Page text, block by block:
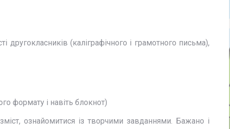
другокласників (каліграфічного і грамотного письма),
формату і навіть блокнот)
ознайомитися із творчими завданнями. Бажано і